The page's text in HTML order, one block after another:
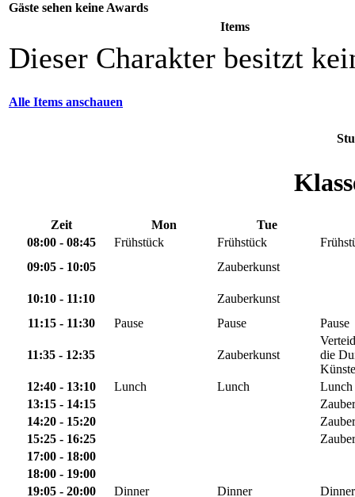
Gäste sehen keine Awards
Items
Dieser Charakter besitzt
Alle Items anschauen
Zeit Mon
Tue
08:00 - 08:45
Frühstück Frühstück
09:05 - 10:05
Zauberkunst
10:10 - 11:10
Zauberkunst
11:15 - 11:30
Pause Pause Pause
11:35 - 12:35 Zauberkunst
die
Künste
12:40 - 13:10
Lunch Lunch
Lunch
13:15 - 14:15
14:20 - 15:20
15:25 - 16:25
17:00 - 18:00
18:00 - 19:00
19:05 - 20:00
Dinner Dinner Dinner